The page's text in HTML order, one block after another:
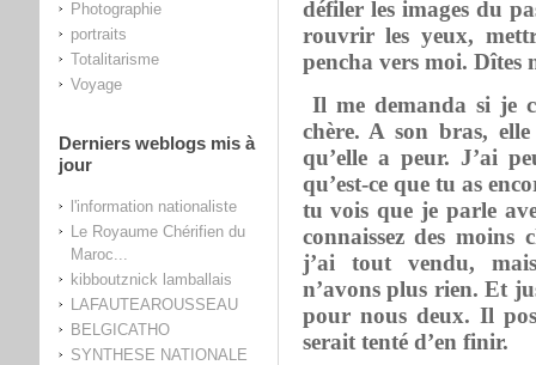
Photographie
portraits
Totalitarisme
Voyage
Derniers weblogs mis à
jour
l'information nationaliste
Le Royaume Chérifien du
Maroc...
kibboutznick lamballais
LAFAUTEAROUSSEAU
BELGICATHO
SYNTHESE NATIONALE
défiler les images du
rouvrir les yeux,
pencha vers moi.
Il me demanda si je
chère. A son bras,
qu’elle a peur. J’ai
qu’est-ce que tu as
tu vois que je parle
connaissez des moins
j’ai tout vendu,
n’avons plus rien. Et
pour nous deux. Il
serait tenté d’en finir.